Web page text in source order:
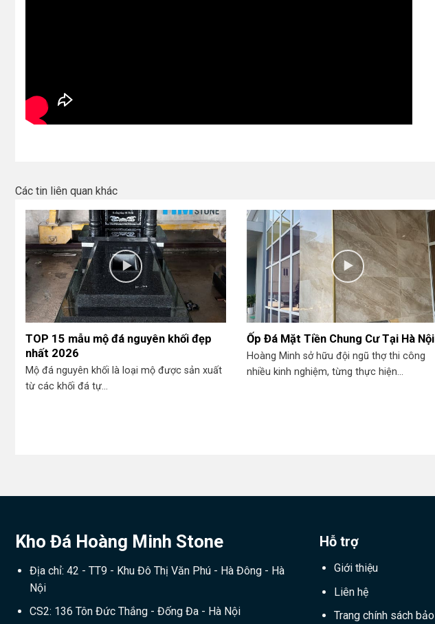
Các tin liên quan khác
TOP 15 mẫu mộ đá nguyên khối đẹp
nhất 2026
Mộ đá nguyên khối là loại mộ được sản xuất
từ các khối đá tự...
Ốp Đá Mặt Tiền Chung Cư Tại Hà Nội
Hoàng Minh sở hữu đội ngũ thợ thi công
nhiều kinh nghiệm, từng thực hiện...
Kho Đá Hoàng Minh Stone
Địa chỉ: 42 - TT9 - Khu Đô Thị Văn Phú - Hà Đông - Hà
Nội
CS2: 136 Tôn Đức Thắng - Đống Đa - Hà Nội
Hỗ trợ
Giới thiệu
Liên hệ
Trang chính sách bảo